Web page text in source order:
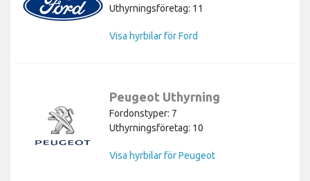
Uthyrningsföretag: 11
Visa hyrbilar för Ford
Peugeot Uthyrning
Fordonstyper: 7
Uthyrningsföretag: 10
Visa hyrbilar för Peugeot